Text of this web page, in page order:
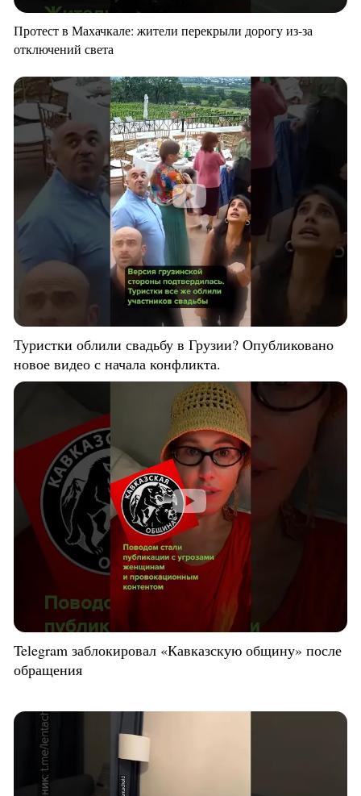
Протест в Махачкале: жители перекрыли дорогу из-за
отключений света
Туристки облили свадьбу в Грузии? Опубликовано
новое видео с начала конфликта.
Telegram заблокировал «Кавказскую общину» после
обращения